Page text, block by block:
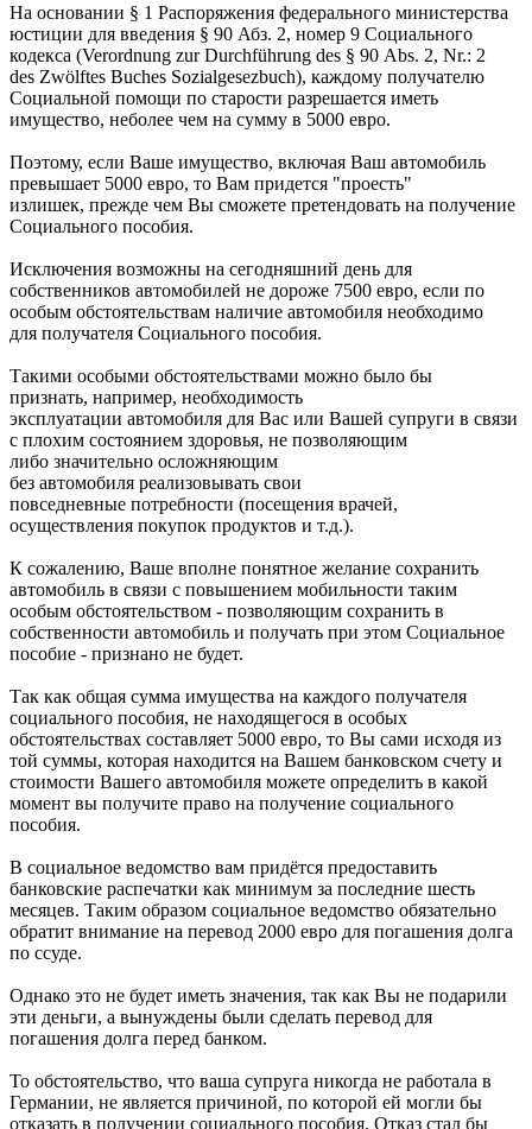
На основании § 1 Распоряжения федерального министерства
юстиции для введения § 90 Абз. 2, номер 9 Социального
кодекса (Verordnung zur Durchführung des § 90 Аbs. 2, Nr.: 2
des Zwölftes Buches Sozialgesezbuch), каждому получателю
Социальной помощи по старости разрешается иметь
имущество, неболее чем на сумму в 5000 евро.
Поэтому, если Baше имущество, включая Ваш автомобиль
превышает 5000 евро, то Вам придется "проесть"
излишек, прежде чем Вы сможете претендовать на получение
Социального пособия.
Исключения возможны на сегодняшний день для
собственников автомобилей не дороже 7500 евро, если по
особым обстоятельствам наличие автомобиля необходимо
для получателя Социального пособия.
Такими особыми обстоятельствами можно было бы
признать, например, необходимость
эксплуатации автомобиля для Вас или Вашей супруги в связи
с плохим состоянием здоровья, не позволяющим
либо значительно осложняющим
без автомобиля реализовывать свои
повседневные потребности (посещения врачей,
осуществления покупок продуктов и т.д.).
К сожалению, Ваше вполне понятное желание сохранить
автомобиль в связи с повышением мобильности таким
особым обстоятельством - позволяющим сохранить в
собственности автомобиль и получать при этом Социальное
пособие - признано не будет.
Так как общая сумма имущества на каждого получателя
социального пособия, не находящегося в особых
обстоятельствах составляет 5000 евро, то Вы сами исходя из
той суммы, которая находится на Вашем банковском счету и
стоимости Вашего автомобиля можете определить в какой
момент вы получите право на получение социального
пособия.
В социальное ведомство вам придётся предоставить
банковские распечатки как минимум за последние шесть
месяцев. Таким образом социальное ведомство обязательно
обратит внимание на перевод 2000 евро для погашения долга
по ссуде.
Однако это не будет иметь значения, так как Вы не подарили
эти деньги, а вынуждены были сделать перевод для
погашения долга перед банком.
То обстоятельство, что ваша супруга никогда не работала в
Германии, не является причиной, по которой ей могли бы
отказать в получении социального пособия. Отказ стал бы